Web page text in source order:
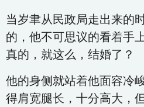
当岁聿从民政局走出来的
的，他不可思议的看着手
真的，就这么，结婚了？
他的身侧就站着他面容冷
得肩宽腿长，十分高大，